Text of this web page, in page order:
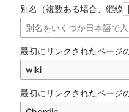
別名（複数ある場合、縦線
最初にリンクされたページ
最初にリンクされたページ